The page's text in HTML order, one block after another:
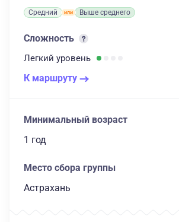
Средний Выше среднего
Сложность
Легкий уровень
К маршруту
Минимальный возраст
1 год
Место сбора группы
Астрахань